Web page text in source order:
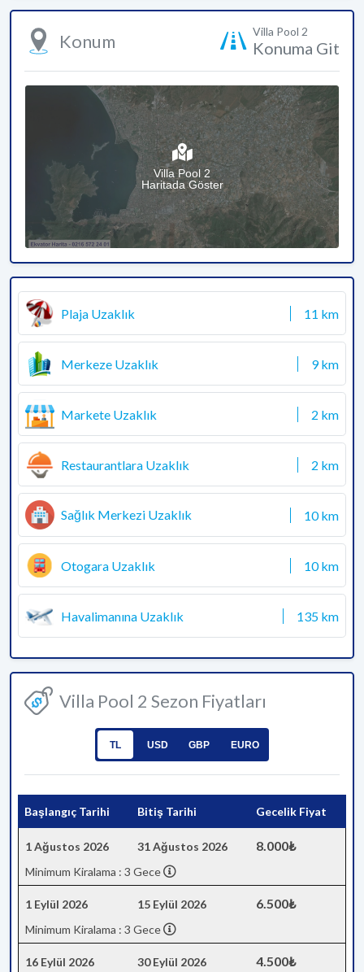
Konum Villa Pool 2
Konuma Git
Villa Pool 2
Haritada Göster
Plaja Uzaklık 11 km
Merkeze Uzaklık 9 km
Markete Uzaklık 2 km
Restaurantlara Uzaklık 2 km
Sağlık Merkezi Uzaklık 10 km
Otogara Uzaklık 10 km
Havalimanına Uzaklık 135 km
Villa Pool 2 Sezon Fiyatları
TL USD GBP EURO
Başlangıç Tarihi Bitiş Tarihi Gecelik Fiyat
1 Ağustos 2026 31 Ağustos 2026 8.000₺
Minimum Kiralama : 3 Gece
1 Eylül 2026 15 Eylül 2026 6.500₺
Minimum Kiralama : 3 Gece
16 Eylül 2026 30 Eylül 2026 4.500₺